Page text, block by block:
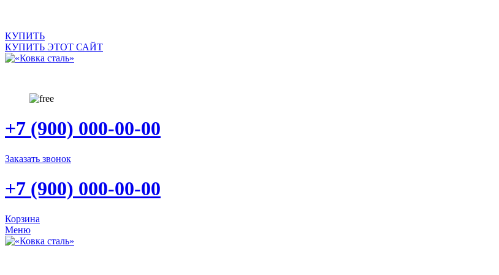
КУПИТЬ
КУПИТЬ ЭТОТ САЙТ
+7 (900) 000-00-00
Заказать звонок
+7 (900) 000-00-00
Корзина
Меню